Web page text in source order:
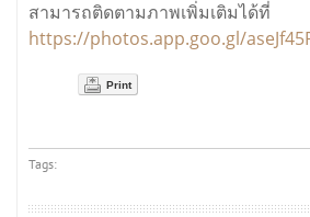
สามารถติดตามภาพเพิ่มเติมได้ที่
https://photos.app.goo.gl/
Print
Tags: